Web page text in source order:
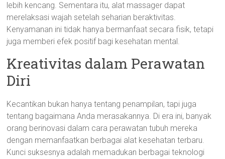
lebih kencang. Sementara itu, alat massager dapat
merelaksasi wajah setelah seharian beraktivitas.
Kenyamanan ini tidak hanya bermanfaat secara fisik, tetapi
juga memberi efek positif bagi kesehatan mental.
Kreativitas dalam Perawatan
Diri
Kecantikan bukan hanya tentang penampilan, tapi juga
tentang bagaimana Anda merasakannya. Di era ini, banyak
orang berinovasi dalam cara perawatan tubuh mereka
dengan memanfaatkan berbagai alat kesehatan terbaru.
Kunci suksesnya adalah memadukan berbagai teknologi